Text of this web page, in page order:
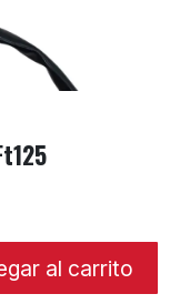
al carrito